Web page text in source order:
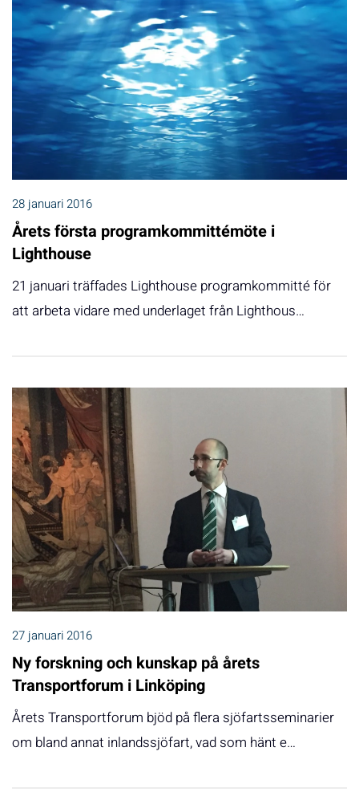
28 januari 2016
Årets första programkommittémöte i
Lighthouse
21 januari träffades Lighthouse programkommitté för
att arbeta vidare med underlaget från Lighthous…
27 januari 2016
Ny forskning och kunskap på årets
Transportforum i Linköping
Årets Transportforum bjöd på flera sjöfartsseminarier
om bland annat inlandssjöfart, vad som hänt e…